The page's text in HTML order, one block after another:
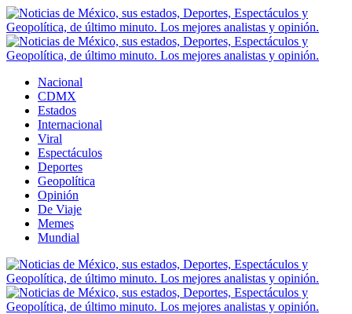
Nacional
CDMX
Estados
Internacional
Viral
Espectáculos
Deportes
Geopolítica
Opinión
De Viaje
Memes
Mundial